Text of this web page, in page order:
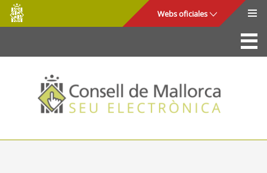
Saltar al contenido principal
Consell
de
Mallorca
Webs oficiales
La Sede
Consejo de Mallorca
Acceso y seguridad
Utilidades